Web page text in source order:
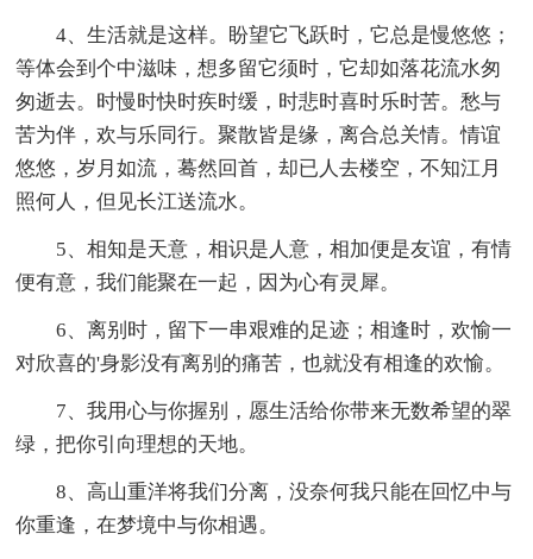
4、生活就是这样。盼望它飞跃时，它总是慢悠悠；
等体会到个中滋味，想多留它须时，它却如落花流水匆
匆逝去。时慢时快时疾时缓，时悲时喜时乐时苦。愁与
苦为伴，欢与乐同行。聚散皆是缘，离合总关情。情谊
悠悠，岁月如流，蓦然回首，却已人去楼空，不知江月
照何人，但见长江送流水。
5、相知是天意，相识是人意，相加便是友谊，有情
便有意，我们能聚在一起，因为心有灵犀。
6、离别时，留下一串艰难的足迹；相逢时，欢愉一
对欣喜的'身影没有离别的痛苦，也就没有相逢的欢愉。
7、我用心与你握别，愿生活给你带来无数希望的翠
绿，把你引向理想的天地。
8、高山重洋将我们分离，没奈何我只能在回忆中与
你重逢，在梦境中与你相遇。